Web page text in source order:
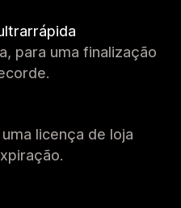
para uma finalização
licença de loja